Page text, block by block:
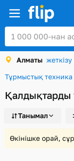
Алматы
Тұрмыстық техника
Қалдықтарды
Танымал
Өкінішке орай,
Кіру / Тіркеу
Каталог
Жеңілдіктер
Сыйлық
Тапсырыстар
Сәлемдемелер